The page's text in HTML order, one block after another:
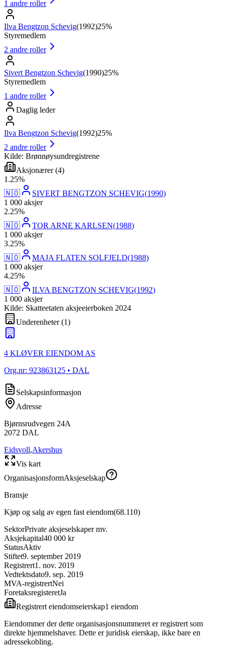
1 andre roller
Ilva Bengtzon Schevig(1992)25%
Styremedlem
2 andre roller
Sivert Bengtzon Schevig(1990)25%
Styremedlem
1 andre roller
Daglig leder
Ilva Bengtzon Schevig(1992)25%
2 andre roller
Kilde: Brønnøysundregistrene
Aksjonærer(4)
1 .25%
🇳🇴
SIVERT BENGTZON SCHEVIG(1990)
1 000 aksjer
2.25%
🇳🇴
TOR ARNE KARLSEN(1988)
1 000 aksjer
3.25%
🇳🇴
MAJA FLATEN SOLFJELD(1988)
1 000 aksjer
4.25%
🇳🇴
ILVA BENGTZON SCHEVIG(1992)
1 000 aksjer
Kilde: Skatteetaten aksjeeierboken 2024
Underenheter(1)
4 KLØVER EIENDOM AS
Org.nr: 923863125 • DAL
Selskapsinformasjon
Adresse
Bjørnsrudvegen 24A
2072 DAL
Eidsvoll,Akershus
Vis kart
OrganisasjonsformAksjeselskap
Bransje
Kjøp og salg av egen fast eiendom(68.110)
SektorPrivate aksjeselskaper mv.
Aksjekapital40 000 kr
StatusAktiv
Stiftet9. september 2019
Registrert1. nov. 2019
Vedtektsdato9. sep. 2019
MVA-registrertNei
ForetaksregisteretJa
Registrert eiendomseierskap1 eiendom
Eiendommer der dette organisasjonsnummeret er registrert som
direkte hjemmelshaver. Dette er juridisk eierskap, ikke bare en
adressekobling.